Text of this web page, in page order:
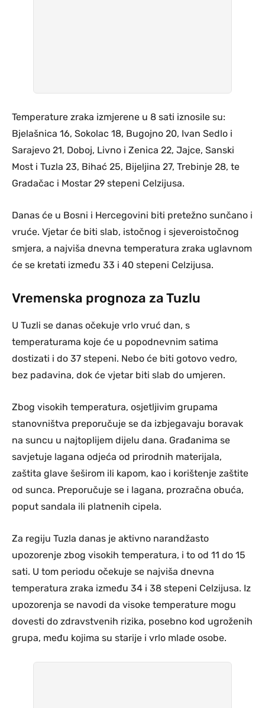
Temperature zraka izmjerene u 8 sati iznosile su:
Bjelašnica 16, Sokolac 18, Bugojno 20, Ivan Sedlo i
Sarajevo 21, Doboj, Livno i Zenica 22, Jajce, Sanski
Most i Tuzla 23, Bihać 25, Bijeljina 27, Trebinje 28, te
Gradačac i Mostar 29 stepeni Celzijusa.
Danas će u Bosni i Hercegovini biti pretežno sunčano i
vruće. Vjetar će biti slab, istočnog i sjeveroistočnog
smjera, a najviša dnevna temperatura zraka uglavnom
će se kretati između 33 i 40 stepeni Celzijusa.
Vremenska prognoza za Tuzlu
U Tuzli se danas očekuje vrlo vruć dan, s
temperaturama koje će u popodnevnim satima
dostizati i do 37 stepeni. Nebo će biti gotovo vedro,
bez padavina, dok će vjetar biti slab do umjeren.
Zbog visokih temperatura, osjetljivim grupama
stanovništva preporučuje se da izbjegavaju boravak
na suncu u najtoplijem dijelu dana. Građanima se
savjetuje lagana odjeća od prirodnih materijala,
zaštita glave šeširom ili kapom, kao i korištenje zaštite
od sunca. Preporučuje se i lagana, prozračna obuća,
poput sandala ili platnenih cipela.
Za regiju Tuzla danas je aktivno narandžasto
upozorenje zbog visokih temperatura, i to od 11 do 15
sati. U tom periodu očekuje se najviša dnevna
temperatura zraka između 34 i 38 stepeni Celzijusa. Iz
upozorenja se navodi da visoke temperature mogu
dovesti do zdravstvenih rizika, posebno kod ugroženih
grupa, među kojima su starije i vrlo mlade osobe.